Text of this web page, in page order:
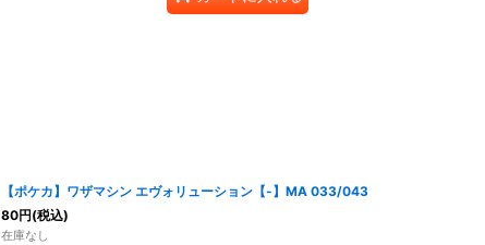
【ポケカ】ワザマシン エヴォリューション【-】MA 033/043
80円(税込)
在庫なし